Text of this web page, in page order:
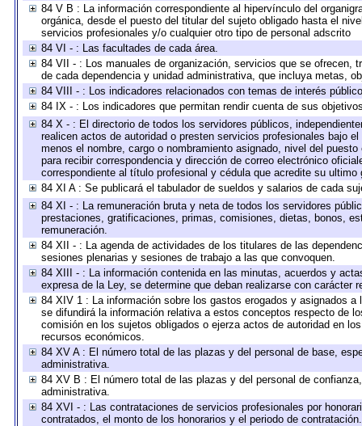
84 V B : La información correspondiente al hipervínculo del
orgánica, desde el puesto del titular del sujeto obligado hasta el
servicios profesionales y/o cualquier otro tipo de personal adscrito
84 VI - : Las facultades de cada área.
84 VII - : Los manuales de organización, servicios que se
de cada dependencia y unidad administrativa, que incluya metas,
84 VIII - : Los indicadores relacionados con temas de interés
84 IX - : Los indicadores que permitan rendir cuenta de sus
84 X - : El directorio de todos los servidores públicos,
realicen actos de autoridad o presten servicios profesionales bajo
menos el nombre, cargo o nombramiento asignado, nivel del
para recibir correspondencia y dirección de correo electrónico
correspondiente al título profesional y cédula que acredite su ultimo
84 XI A : Se publicará el tabulador de sueldos y salarios de cada
84 XI - : La remuneración bruta y neta de todos los servidores
prestaciones, gratificaciones, primas, comisiones, dietas, bonos,
remuneración.
84 XII - : La agenda de actividades de los titulares de las
sesiones plenarias y sesiones de trabajo a las que convoquen.
84 XIII - : La información contenida en las minutas, acuerdos y
expresa de la Ley, se determine que deban realizarse con carácter
84 XIV 1 : La información sobre los gastos erogados y asignados
se difundirá la información relativa a estos conceptos respecto de
comisión en los sujetos obligados o ejerza actos de autoridad en
recursos económicos.
84 XV A : El número total de las plazas y del personal de base,
administrativa.
84 XV B : El número total de las plazas y del personal de
administrativa.
84 XVI - : Las contrataciones de servicios profesionales por
contratados, el monto de los honorarios y el periodo de contratación.